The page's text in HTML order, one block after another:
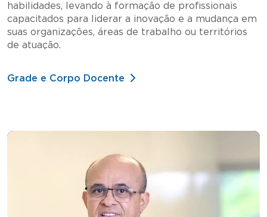
habilidades, levando à formação de profissionais
capacitados para liderar a inovação e a mudança em
suas organizações, áreas de trabalho ou territórios
de atuação.
Grade e Corpo Docente